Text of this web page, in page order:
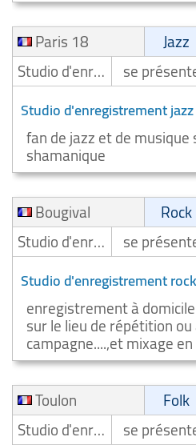
Paris 18
Jazz
Studio d'enregistrement
se
Studio d'enregistrement
fan de jazz et de
shamanique
Bougival
Rock
Studio d'enregistrement
se
Studio d'enregistrement
enregistrement à
sur le lieu de répétition
campagne....,et mixage
Toulon
Folk
Studio d'enregistrement
se